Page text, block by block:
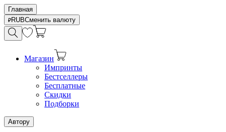
Главная
RUBСменить валюту
Магазин
Импринты
Бестселлеры
Бесплатные
Скидки
Подборки
Автору